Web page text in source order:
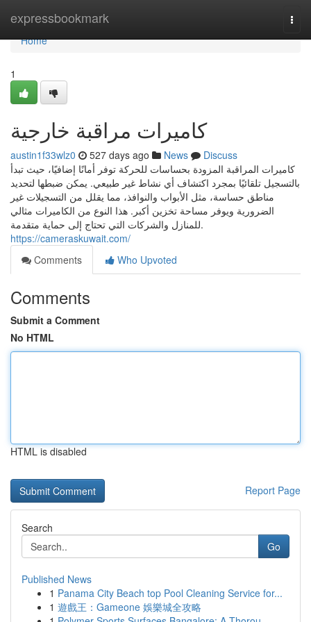
expressbookmark
Home
Home
1
كاميرات مراقبة خارجية
austin1f33wlz0 527 days ago News
Discuss
كاميرات المراقبة المزودة بحساسات للحركة توفر أمانًا إضافيًا، حيث تبدأ
بالتسجيل تلقائيًا بمجرد اكتشاف أي نشاط غير طبيعي. يمكن ضبطها لتحديد
مناطق حساسة، مثل الأبواب والنوافذ، مما يقلل من التسجيلات غير
الضرورية ويوفر مساحة تخزين أكبر. هذا النوع من الكاميرات مثالي
للمنازل والشركات التي تحتاج إلى حماية متقدمة.
https://cameraskuwait.com/
Comments
Who Upvoted
Comments
Submit a Comment
No HTML
HTML is disabled
Report Page
Search
Go
Published News
1 Panama City Beach top Pool Cleaning Service for...
1 遊戲王：Gameone 娛樂城全攻略